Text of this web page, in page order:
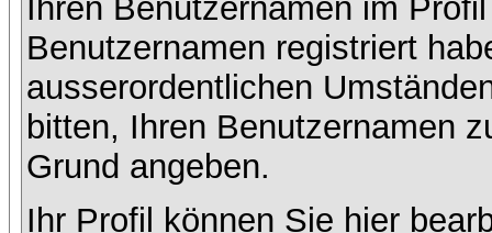
Ihren Benutzernamen im
Benutzernamen registriert
ausserordentlichen
bitten, Ihren Benutzernamen
Grund angeben.
Ihr Profil können Sie hier